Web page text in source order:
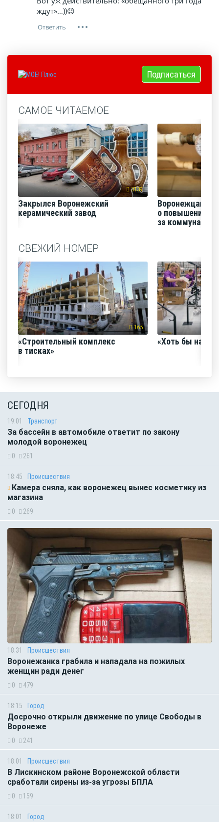
ждут»…))😉
Подписаться
САМОЕ ЧИТАЕМОЕ
3139
Закрылся Воронежский
керамический завод
Воронежцам
о повышении
за
СВЕЖИЙ НОМЕР
165
«Строительный комплекс
в тисках»
«Хоть бы наш
СЕГОДНЯ
19:01 Транспорт
За бассейн в автомобиле ответит по закону
молодой воронежец
0 261
18:45 Происшествия
Камера сняла, как воронежец вынес косметику из
магазина
0 269
18:31 Происшествия
Воронежанка грабила и нападала на пожилых
женщин ради денег
0 479
18:15 Город
Досрочно открыли движение по улице Свободы в
Воронеже
0 241
18:01 Происшествия
В Лискинском районе Воронежской области
сработали сирены из-за угрозы БПЛА
0 159
18:01 Город